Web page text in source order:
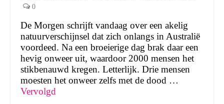
0
De Morgen schrijft vandaag over een akelig
natuurverschijnsel dat zich onlangs in Australië
voordeed. Na een broeierige dag brak daar een
hevig onweer uit, waardoor 2000 mensen het
stikbenauwd kregen. Letterlijk. Drie mensen
moesten het onweer zelfs met de dood …
Vervolgd